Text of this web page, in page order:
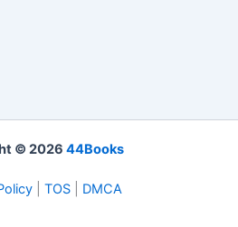
© 2026 44Books
TOS DMCA